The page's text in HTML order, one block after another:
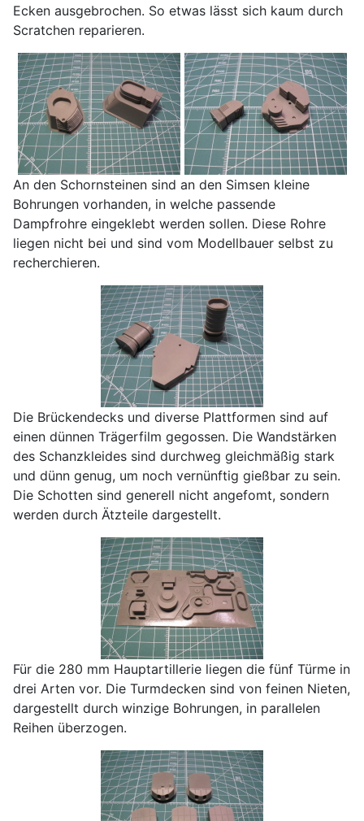
Ecken ausgebrochen. So etwas lässt sich kaum durch
Scratchen reparieren.
An den Schornsteinen sind an den Simsen kleine
Bohrungen vorhanden, in welche passende
Dampfrohre eingeklebt werden sollen. Diese Rohre
liegen nicht bei und sind vom Modellbauer selbst zu
recherchieren.
Die Brückendecks und diverse Plattformen sind auf
einen dünnen Trägerfilm gegossen. Die Wandstärken
des Schanzkleides sind durchweg gleichmäßig stark
und dünn genug, um noch vernünftig gießbar zu sein.
Die Schotten sind generell nicht angefomt, sondern
werden durch Ätzteile dargestellt.
Für die 280 mm Hauptartillerie liegen die fünf Türme in
drei Arten vor. Die Turmdecken sind von feinen Nieten,
dargestellt durch winzige Bohrungen, in parallelen
Reihen überzogen.